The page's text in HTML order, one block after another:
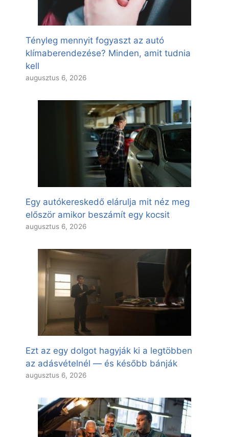
Tényleg mennyit fogyaszt az autó
klímaberendezése? Minden, amit tudnia
kell
augusztus 6, 2026
Egy autókereskedő elárulja mit néz meg
először amikor beszámít egy kocsit
augusztus 6, 2026
Ezt az egy dolgot hagyják ki a legtöbben
az adásvételnél — és később bánják
augusztus 6, 2026